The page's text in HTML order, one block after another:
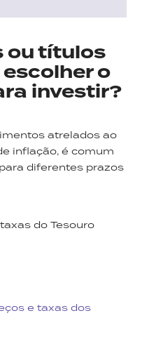
ou títulos
o
investir?
atrelados ao
inflação, é comum
diferentes prazos
do Tesouro
e taxas dos